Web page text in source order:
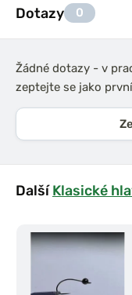
Dotazy 0
Žádné dotazy - v
zeptejte se jako
DalšíKlasické